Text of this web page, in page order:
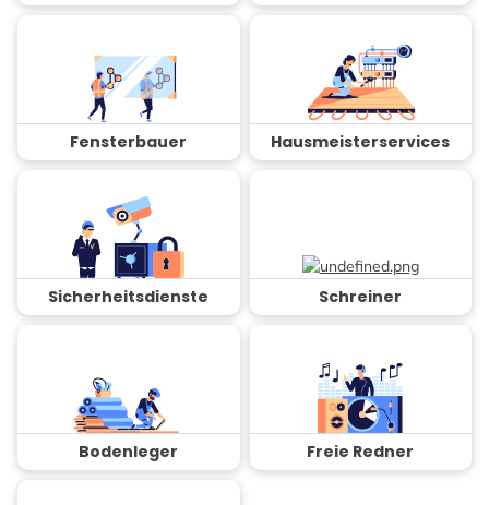
Fensterbauer Hausmeisterservices
Sicherheitsdienste Schreiner
Bodenleger Freie Redner